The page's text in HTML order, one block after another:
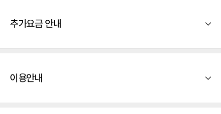
추가요금 안내
이용안내